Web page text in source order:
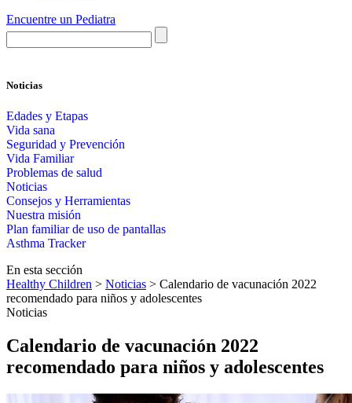
Encuentre un Pediatra
Noticias
Edades y Etapas
Vida sana
Seguridad y Prevención
Vida Familiar
Problemas de salud
Noticias
Consejos y Herramientas
Nuestra misión
Plan familiar de uso de pantallas​​
Asthma Tracker
En esta sección
Healthy Children > Noticias > Calendario de vacunación 2022
recomendado para niños y adolescentes
Noticias
Calendario de vacunación 2022
recomendado para niños y adolescentes